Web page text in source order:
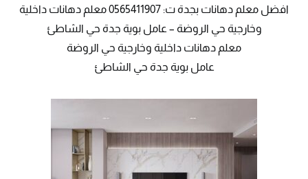
افضل معلم دهانات بجدة ت: 0565411907 معلم دهانات داخلية
وخارجية حي الروضة – عامل بوية جدة حي الشاطئ
معلم دهانات داخلية وخارجية حي الروضة
عامل بوية جدة حي الشاطئ